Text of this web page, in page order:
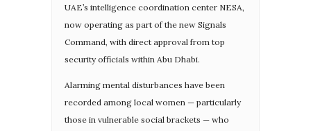
UAE’s intelligence coordination center NESA,
now operating as part of the new Signals
Command, with direct approval from top
security officials within Abu Dhabi.
Alarming mental disturbances have been
recorded among local women — particularly
those in vulnerable social brackets — who